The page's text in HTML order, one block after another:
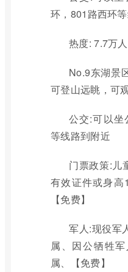
环，801路西环
热度: 7.7万
No.9东湖景
可登山远眺，可
公交:可以坐
等线路到附近
门票政策:儿
有效证件或身
【免费】
军人:现役军
属、因公牺牲
属、【免费】